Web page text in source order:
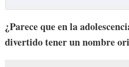
¿Parece que en la
divertido tener un nombre